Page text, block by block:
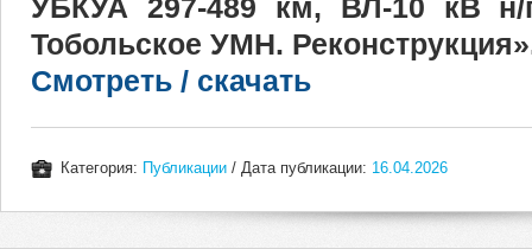
УБКУА 297-489 км, ВЛ-10 кВ
Тобольское УМН.
Смотреть / скачать
Категория: Публикации / Дата публикации: 16.04.2026